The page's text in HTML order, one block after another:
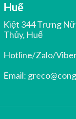
Huế
Kiệt 344 Trưng
Thủy, Huế
Hotline/Zalo/
Email: